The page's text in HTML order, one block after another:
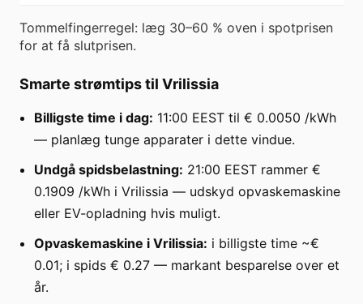
Tommelfingerregel: læg 30–60 % oven i spotprisen
for at få slutprisen.
Smarte strømtips til Vrilissia
Billigste time i dag: 11:00 EEST til € 0.0050 /kWh
— planlæg tunge apparater i dette vindue.
Undgå spidsbelastning: 21:00 EEST rammer €
0.1909 /kWh i Vrilissia — udskyd opvaskemaskine
eller EV-opladning hvis muligt.
Opvaskemaskine i Vrilissia: i billigste time ~€
0.01; i spids € 0.27 — markant besparelse over et
år.